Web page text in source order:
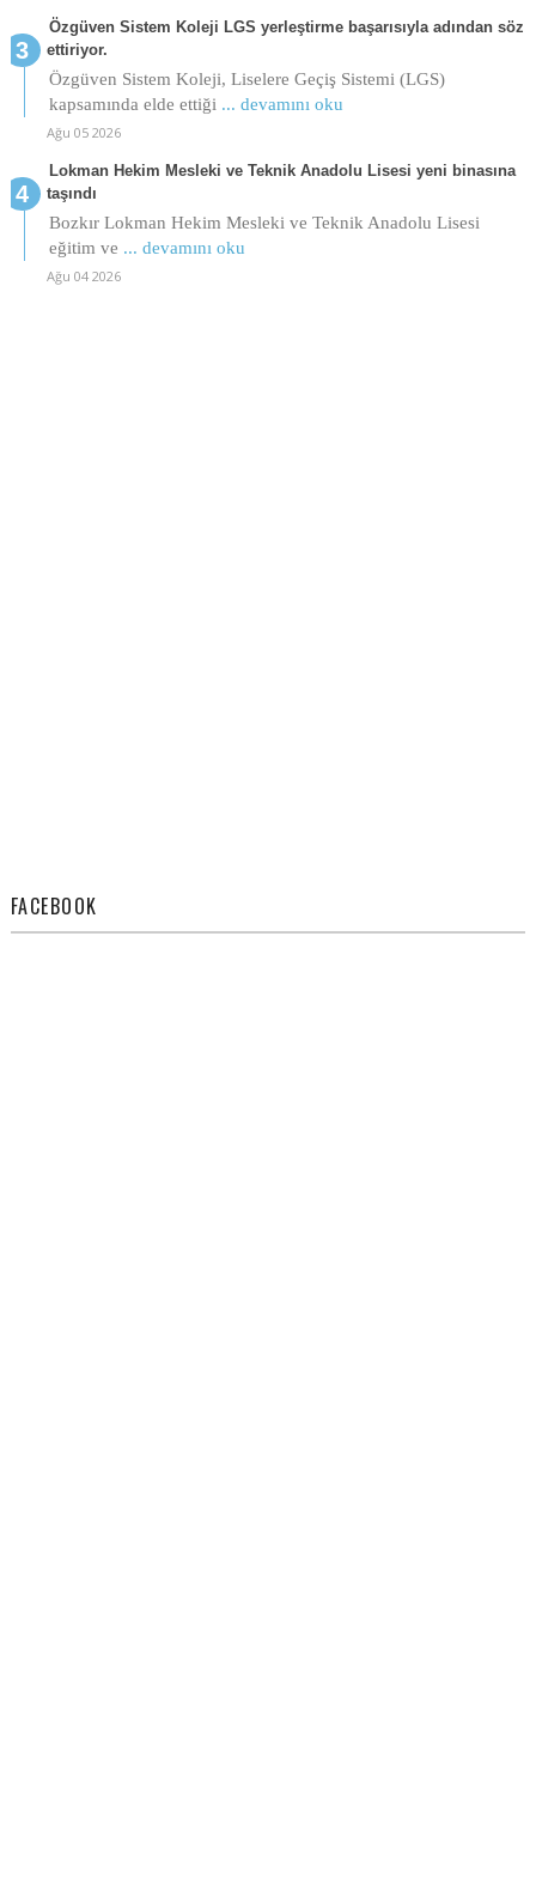
Özgüven Sistem Koleji LGS yerleştirme başarısıyla adından söz
ettiriyor.
Özgüven Sistem Koleji, Liselere Geçiş Sistemi (LGS)
kapsamında elde ettiği ... devamını oku
Ağu 05 2026
Lokman Hekim Mesleki ve Teknik Anadolu Lisesi yeni binasına
taşındı
Bozkır Lokman Hekim Mesleki ve Teknik Anadolu Lisesi
eğitim ve ... devamını oku
Ağu 04 2026
FACEBOOK